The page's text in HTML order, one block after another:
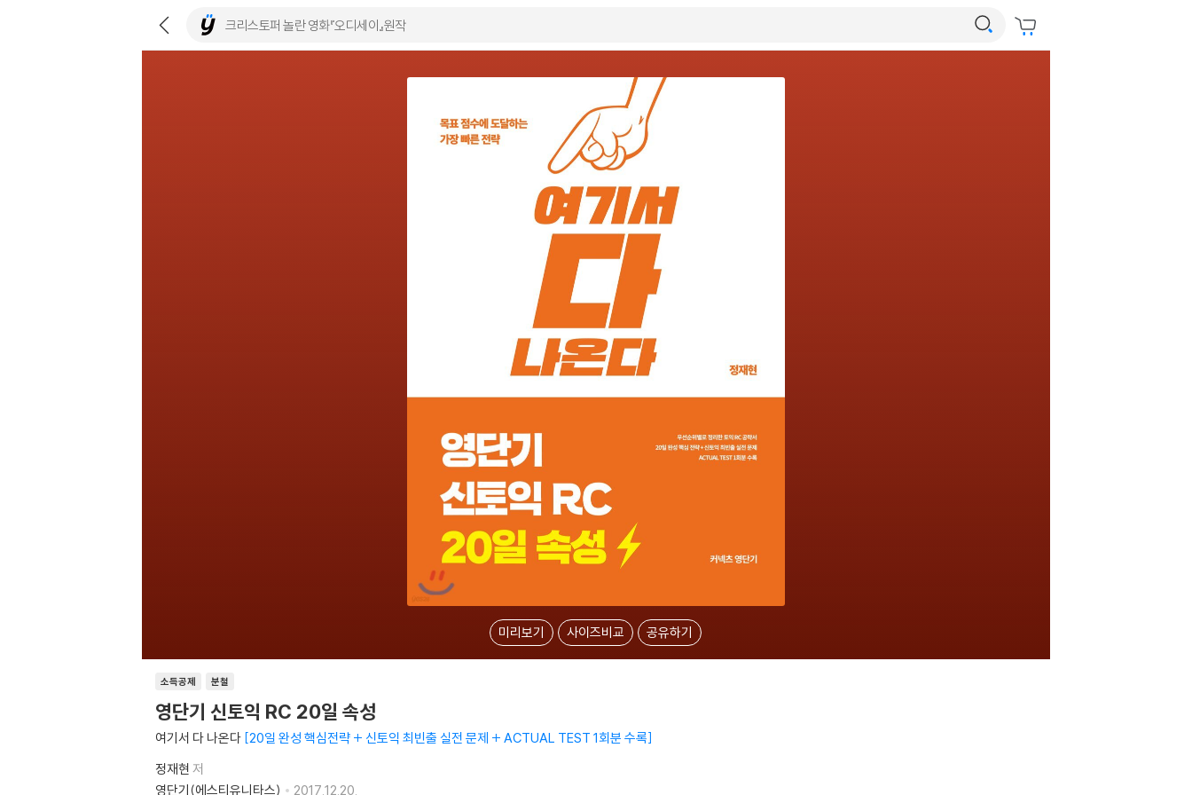
미리보기 사이즈비교 공유하기
소득공제 분철
영단기 신토익 RC 20일 속성
여기서 다 나온다 20일 완성 핵심전략 + 신토익 최빈출 실전 문제 + ACTUAL TEST 1회분 수록
정재현 저
영단기(에스티유니타스)
2017.12.20.